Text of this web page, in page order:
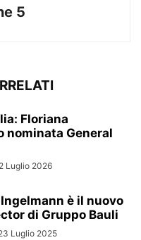
5
Floriana
nominata General
2 Luglio 2026
è il nuovo
di Gruppo Bauli
Luglio 2025